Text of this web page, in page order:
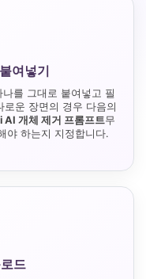
여넣기
를 그대로 붙여넣고 필
운 장면의 경우 다음의
AI 개체 제거 프롬프트무
야 하는지 지정합니다.
드